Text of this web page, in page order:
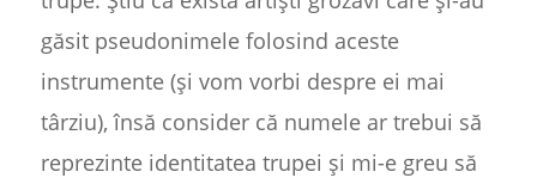
găsit pseudonimele folosind aceste
instrumente (și vom vorbi despre ei mai
târziu), însă consider că numele ar trebui să
reprezinte identitatea trupei și mi-e greu să